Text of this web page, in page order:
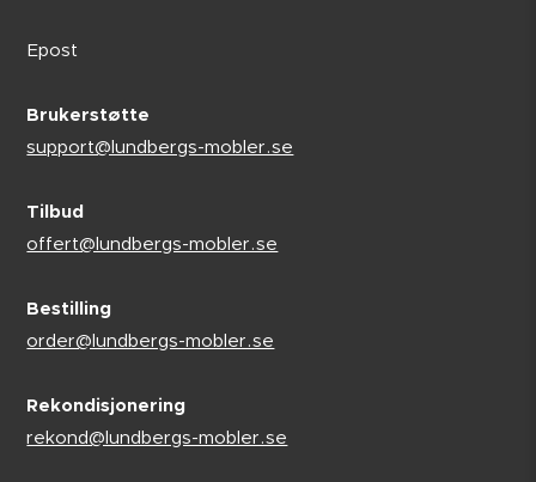
Epost
Brukerstøtte
support@lundbergs-mobler.se
Tilbud
offert@lundbergs-mobler.se
Bestilling
order@lundbergs-mobler.se
Rekondisjonering
rekond@lundbergs-mobler.se